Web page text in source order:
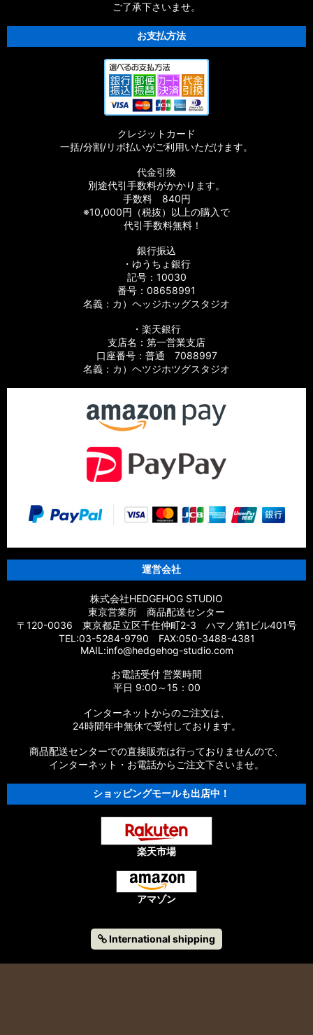
ご了承下さいませ。
お支払方法
クレジットカード
一括/分割/リボ払いがご利用いただけます。
代金引換
別途代引手数料がかかります。
手数料 840円
※10,000円（税抜）以上の購入で
代引手数料無料！
銀行振込
・ゆうちょ銀行
記号：10030
番号：08658991
名義：カ）ヘッジホッグスタジオ
・楽天銀行
支店名：第一営業支店
口座番号：普通 7088997
名義：カ）ヘツジホツグスタジオ
運営会社
株式会社HEDGEHOG STUDIO
東京営業所 商品配送センター
〒120-0036 東京都足立区千住仲町2-3 ハマノ第1ビル401号
TEL:03-5284-9790 FAX:050-3488-4381
MAIL:info@hedgehog-studio.com
お電話受付 営業時間
平日 9:00～15：00
インターネットからのご注文は、
24時間年中無休で受付しております。
商品配送センターでの直接販売は行っておりませんので、
インターネット・お電話からご注文下さいませ。
ショッピングモールも出店中！
楽天市場
アマゾン
International shipping